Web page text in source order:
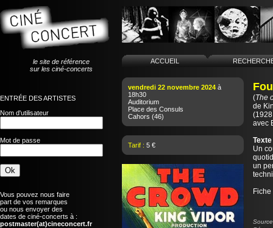
le site de référence
sur les ciné-concerts
ENTRÉE DES ARTISTES
Nom d'utilisateur
Mot de passe
Vous pouvez nous faire
part de vos remarques
ou nous envoyer des
dates de ciné-concerts à :
postmaster(at)cineconcert.fr
ACCUEIL
vendredi 22 novembre 2024 à
18h30
Auditorium
Place des Consuls
Cahors (46)
Tarif : 5 €
(The
de
avec
Un
un